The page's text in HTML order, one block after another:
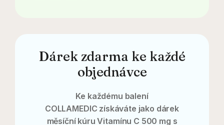
Dárek zdarma ke každé
objednávce
Ke každému balení
COLLAMEDIC získáváte jako dárek
měsíční kúru Vitamínu C 500 mg s